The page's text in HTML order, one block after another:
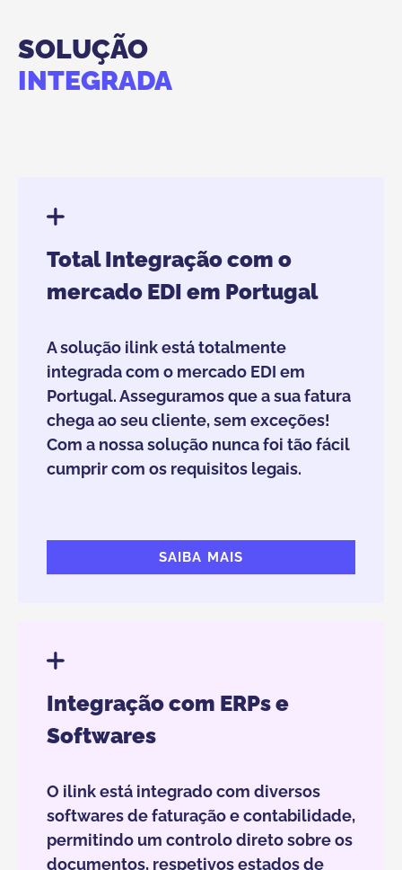
SOLUÇÃO
INTEGRADA
Total Integração com o
mercado EDI em Portugal
A solução ilink está totalmente
integrada com o mercado EDI em
Portugal. Asseguramos que a sua fatura
chega ao seu cliente, sem exceções!
Com a nossa solução nunca foi tão fácil
cumprir com os requisitos legais.
SAIBA MAIS
Integração com ERPs e
Softwares
O ilink está integrado com diversos
softwares de faturação e contabilidade,
permitindo um controlo direto sobre os
documentos, respetivos estados de